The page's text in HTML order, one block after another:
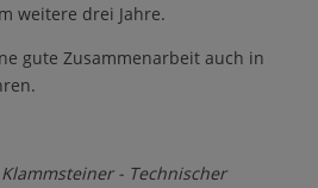
weitere drei Jahre.
gute Zusammenarbeit auch in
- Technischer